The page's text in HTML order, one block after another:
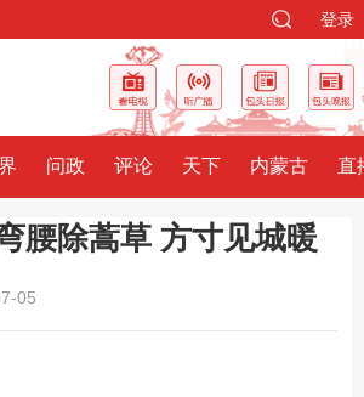
登录
问政 评论 天下 内蒙古 直
腰除蒿草 方寸见城暖
05